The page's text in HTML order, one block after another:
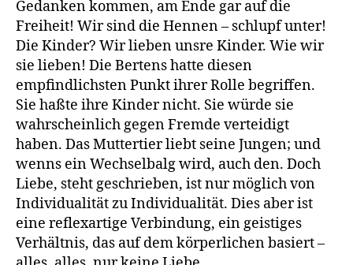
Gedanken kommen, am Ende gar auf die
Freiheit! Wir sind die Hennen – schlupf unter!
Die Kinder? Wir lieben unsre Kinder. Wie wir
sie lieben! Die Bertens hatte diesen
empfindlichsten Punkt ihrer Rolle begriffen.
Sie haßte ihre Kinder nicht. Sie würde sie
wahrscheinlich gegen Fremde verteidigt
haben. Das Muttertier liebt seine Jungen; und
wenns ein Wechselbalg wird, auch den. Doch
Liebe, steht geschrieben, ist nur möglich von
Individualität zu Individualität. Dies aber ist
eine reflexartige Verbindung, ein geistiges
Verhältnis, das auf dem körperlichen basiert –